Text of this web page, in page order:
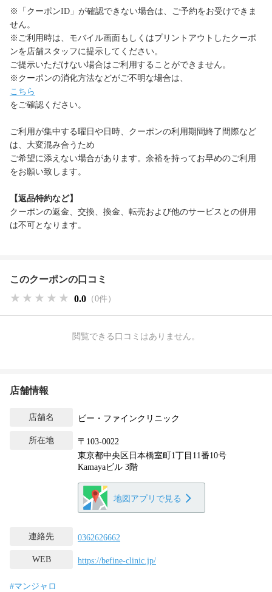
※「クーポンID」が確認できない場合は、ご予約をお受けできま
せん。
※ご利用時は、モバイル画面もしくはプリントアウトしたクーポ
ンを店舗スタッフに提示してください。
ご提示いただけない場合はご利用することができません。
※クーポンの消化方法などがご不明な場合は、
こちら
をご確認ください。
ご利用が集中する曜日や日時、クーポンの利用期間終了間際など
は、大変混み合うため
ご希望に添えない場合があります。余裕を持ってお早めのご利用
をお願い致します。
【返品特約など】
クーポンの返金、交換、換金、転売および他のサービスとの併用
は不可となります。
このクーポンの口コミ
★★★★★
★★★★★
★★★★★ 0.0 （0件）
閲覧できる口コミはありません。
店舗情報
店舗名 ビー・ファインクリニック
所在地
〒103-0022
東京都中央区日本橋室町1丁目11番10号
Kamayaビル 3階
地図アプリで見る
連絡先 0362626662
WEB https://befine-clinic.jp/
#マンジャロ